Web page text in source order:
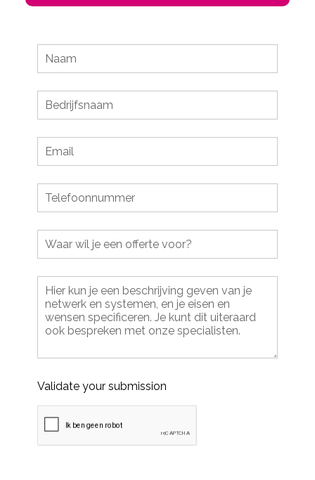
Leave
this
blank
Validate your submission